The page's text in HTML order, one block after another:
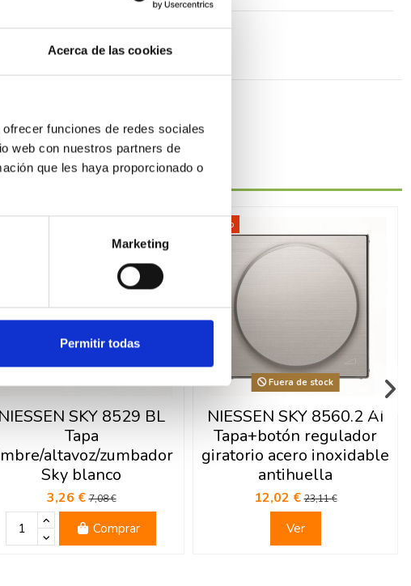
Acerca de las cookies
funciones de redes sociales
web con nuestros partners de
que les haya proporcionado o
Marketing
Permitir todas
NIESSEN SKY 8529 BL
Tapa
altavoz/zumbador
Sky blanco
3,26 €7,08 €
Comprar
-48%
Fuera de stock
NIESSEN SKY 8560.2 AI
Tapa+botón regulador
giratorio acero inoxidable
antihuella
12,02 €23,11 €
Ver